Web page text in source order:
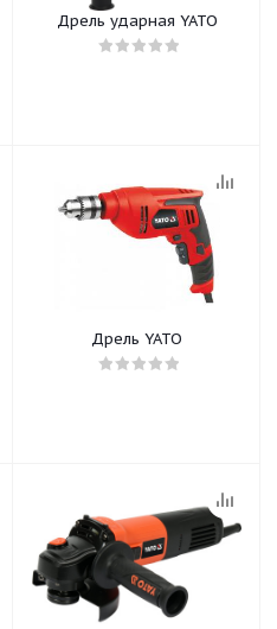
Дрель ударная YATO
Дрель YATO